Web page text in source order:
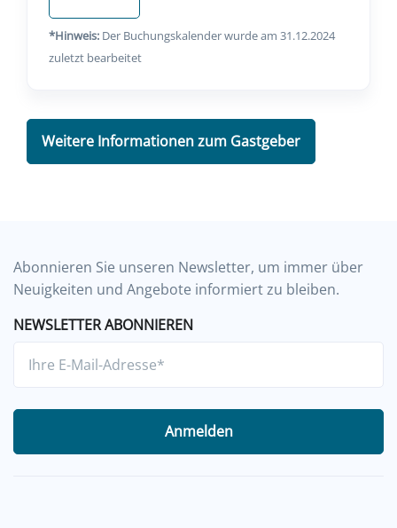
*Hinweis: Der Buchungskalender wurde am 31.12.2024
zuletzt bearbeitet
Weitere Informationen zum Gastgeber
Abonnieren Sie unseren Newsletter, um immer über
Neuigkeiten und Angebote informiert zu bleiben.
NEWSLETTER ABONNIEREN
Anmelden